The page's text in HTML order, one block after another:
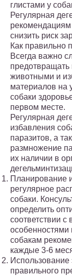
глистами у
Регулярная
снизить риск
Как правильно
Всегда важно
животными и
материалов на
собаки
первом месте.
Регулярная
избавления
паразитов, а
размножение
их наличии в
Планирование
регулярное
собаки.
определить
соответствии с
собакам
каждые 3-6
правильного